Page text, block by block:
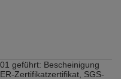
geführt: Bescheinigung
Zertifikatzertifikat, SGS-